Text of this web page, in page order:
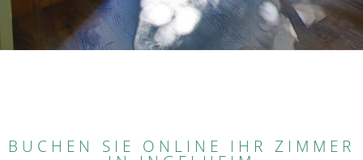
BUCHEN SIE ONLINE IHR ZIMMER